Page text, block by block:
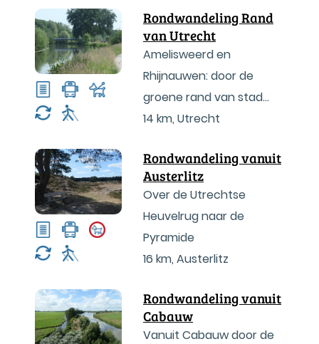
Rondwandeling Rand
van Utrecht
Amelisweerd en
Rhijnauwen: door de
groene rand van stad
Utrecht
14 km, Utrecht
Rondwandeling vanuit
Austerlitz
Over de Utrechtse
Heuvelrug naar de
Pyramide
16 km, Austerlitz
Rondwandeling vanuit
Cabauw
Vanuit Cabauw door de